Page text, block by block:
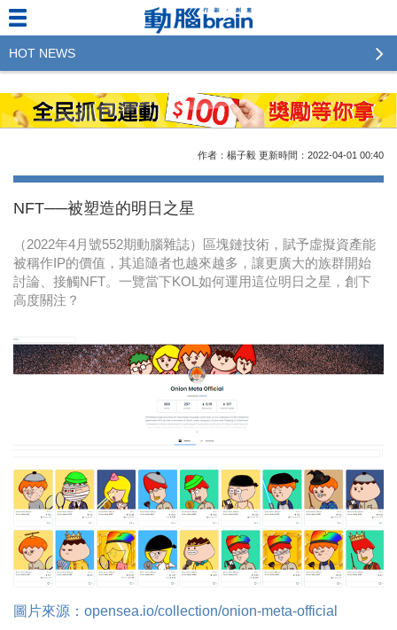
作者：楊子毅 更新時間：2022-04-01 00:40
NFT──被塑造的明日之星
（2022年4月號552期動腦雜誌）區塊鏈技術，賦予虛擬資產能
被稱作IP的價值，其追隨者也越來越多，讓更廣大的族群開始
討論、接觸NFT。一覽當下KOL如何運用這位明日之星，創下
高度關注？
圖片來源：opensea.io/collection/onion-meta-official
HOT NEWS
2023行銷傳播傑出貢獻獎 啟動徵件！期許參賽作品
更創新及具影響力
2022行銷傳播傑出貢獻獎得獎名單揭曉，近400位行
感美照
2023台灣民生快消品牌排行 14億次國民消費揭曉品
牌足跡贏家
域動行銷公布人事異動
CSD中衛營運長張德成：中衛跳脫框架 玩出口罩新
金獎的代價 牛恆泰：沒人知道我失去什麼！
台灣百事食品 注重品牌體驗創造差異化
黃麗萍：媒體代理商有幫客戶升級的責任！
牛恆泰：媒體產業蛻變關鍵期，數位轉型該怎麼
搞？（上）